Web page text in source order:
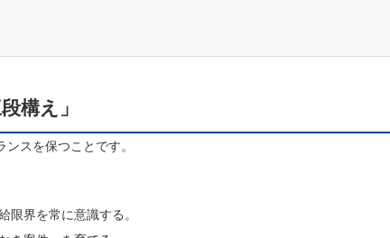
構え」
スを保つことです。
限界を常に意識する。